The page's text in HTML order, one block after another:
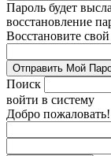
Пароль будет
восстановление
Восстановите
Поиск
войти в систему
Добро